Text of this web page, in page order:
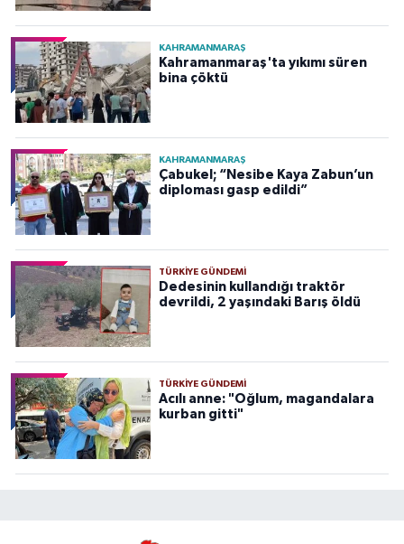
KAHRAMANMARAŞ
Kahramanmaraş'ta yıkımı süren
bina çöktü
KAHRAMANMARAŞ
Çabukel; “Nesibe Kaya Zabun’un
diploması gasp edildi”
TÜRKIYE GÜNDEMI
Dedesinin kullandığı traktör
devrildi, 2 yaşındaki Barış öldü
TÜRKIYE GÜNDEMI
Acılı anne: "Oğlum, magandalara
kurban gitti"